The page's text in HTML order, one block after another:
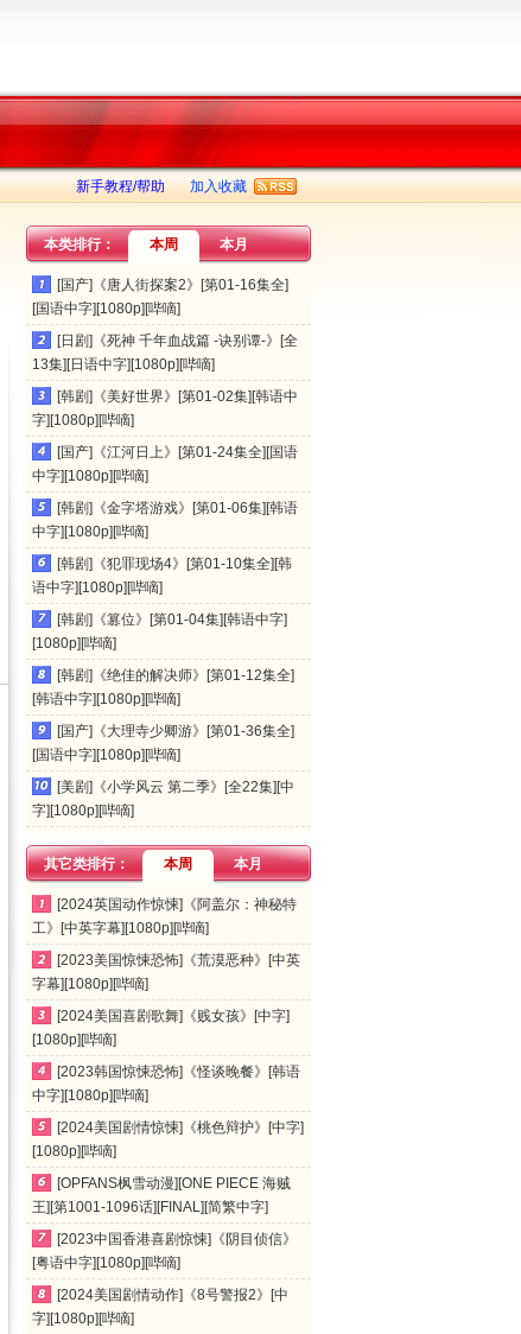
新手教程/帮助 加入收藏
本类排行： 本周 本月
[国产]《唐人街探案2》[第01-16集全]
[国语中字][1080p][哔嘀]
[日剧]《死神 千年血战篇 -诀别谭-》[全
13集][日语中字][1080p][哔嘀]
[韩剧]《美好世界》[第01-02集][韩语中
字][1080p][哔嘀]
[国产]《江河日上》[第01-24集全][国语
中字][1080p][哔嘀]
[韩剧]《金字塔游戏》[第01-06集][韩语
中字][1080p][哔嘀]
[韩剧]《犯罪现场4》[第01-10集全][韩
语中字][1080p][哔嘀]
[韩剧]《篡位》[第01-04集][韩语中字]
[1080p][哔嘀]
[韩剧]《绝佳的解决师》[第01-12集全]
[韩语中字][1080p][哔嘀]
[国产]《大理寺少卿游》[第01-36集全]
[国语中字][1080p][哔嘀]
[美剧]《小学风云 第二季》[全22集][中
字][1080p][哔嘀]
其它类排行： 本周 本月
[2024英国动作惊悚]《阿盖尔：神秘特
工》[中英字幕][1080p][哔嘀]
[2023美国惊悚恐怖]《荒漠恶种》[中英
字幕][1080p][哔嘀]
[2024美国喜剧歌舞]《贱女孩》[中字]
[1080p][哔嘀]
[2023韩国惊悚恐怖]《怪谈晚餐》[韩语
中字][1080p][哔嘀]
[2024美国剧情惊悚]《桃色辩护》[中字]
[1080p][哔嘀]
[OPFANS枫雪动漫][ONE PIECE 海贼
王][第1001-1096话][FINAL][简繁中字]
[MKV/MP4/720p/1080p]
[2023中国香港喜剧惊悚]《阴目侦信》
[粤语中字][1080p][哔嘀]
[2024美国剧情动作]《8号警报2》[中
字][1080p][哔嘀]